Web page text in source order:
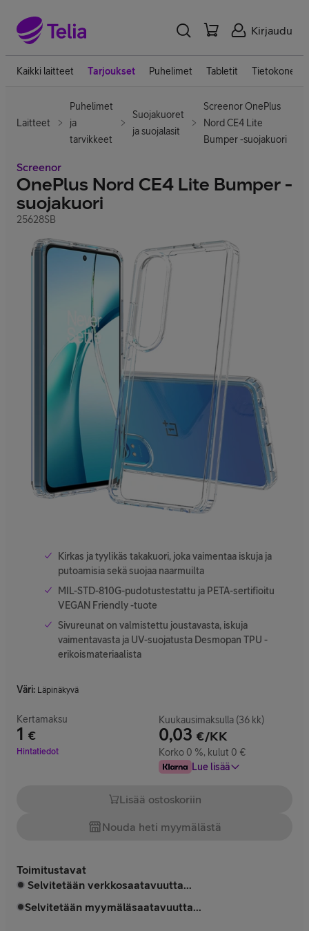
Kirjaudu
Kaikki laitteet Tarjoukset Puhelimet Tabletit Tietokoneet
Laitteet
Puhelimet
ja
tarvikkeet
Suojakuoret
ja suojalasit
Screenor OnePlus
Nord CE4 Lite
Bumper -suojakuori
Screenor
OnePlus Nord CE4 Lite Bumper -
suojakuori
25628SB
Kirkas ja tyylikäs takakuori, joka vaimentaa iskuja ja
putoamisia sekä suojaa naarmuilta
MIL-STD-810G-pudotustestattu ja PETA-sertifioitu
VEGAN Friendly -tuote
Sivureunat on valmistettu joustavasta, iskuja
vaimentavasta ja UV-suojatusta Desmopan TPU -
erikoismateriaalista
Väri: Läpinäkyvä
Kertamaksu
1 €
Hinta 1 €
Hintatiedot
Kuukausimaksulla (36 kk)
0,03 €/KK
Korko 0 %, kulut 0 €
Lue lisää
Lisää ostoskoriin
Nouda heti myymälästä
Toimitustavat
Selvitetään verkkosaatavuutta...
Selvitetään myymäläsaatavuutta...